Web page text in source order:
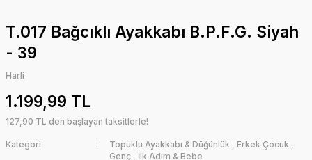
T.017 Bağcıklı Ayakkabı B.P.F.G. Siyah
- 39
Harli
1.199,99 TL
127,90 TL den başlayan taksitlerle!
Kategori Topuklu Ayakkabı & Düğünlük , Erkek Çocuk ,
Genç , İlk Adım & Bebe